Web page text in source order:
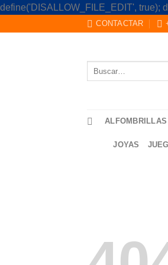
define('DISALLOW_FILE_EDIT', true);
CONTACTAR
ALFOMBRILLAS
JOYAS